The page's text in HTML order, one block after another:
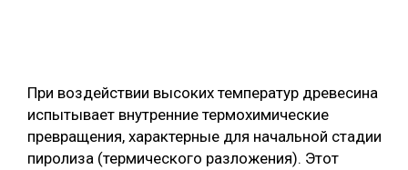
При воздействии высоких температур древесина
испытывает внутренние термохимические
превращения, характерные для начальной стадии
пиролиза (термического разложения). Этот